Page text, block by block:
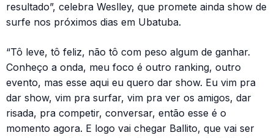
resultado”, celebra Weslley, que promete ainda show de
surfe nos próximos dias em Ubatuba.
“Tô leve, tô feliz, não tô com peso algum de ganhar.
Conheço a onda, meu foco é outro ranking, outro
evento, mas esse aqui eu quero dar show. Eu vim pra
dar show, vim pra surfar, vim pra ver os amigos, dar
risada, pra competir, conversar, então esse é o
momento agora. E logo vai chegar Ballito, que vai ser